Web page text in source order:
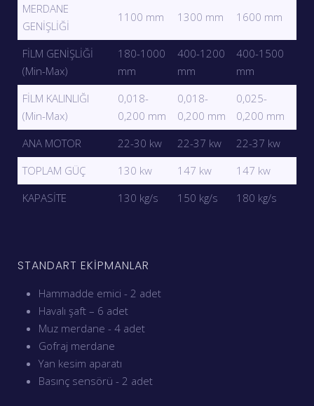
MERDANE
GENİŞLİĞİ
1100 mm 1300 mm 1600 mm
FİLM GENİŞLİĞİ
(Min-Max)
180-1000
mm
400-1200
mm
400-1500
mm
FİLM KALINLIĞI
(Min-Max)
0,018-
0,200 mm
0,018-
0,200 mm
0,025-
0,200 mm
ANA MOTOR
22-30 kw 22-37 kw
22-37 kw
TOPLAM GÜÇ
130 kw 147 kw
147 kw
KAPASİTE
130 kg/s 150 kg/s 180 kg/s
STANDART EKİPMANLAR
Hammadde emici - 2 adet
Havalı şaft – 6 adet
Muz merdane - 4 adet
Gofraj merdane
Yan kesim aparatı
Basınç sensörü - 2 adet